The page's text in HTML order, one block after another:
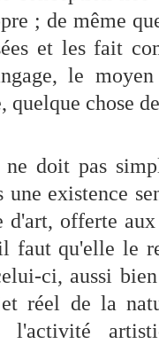
; de même
et les fait
le
quelque chose
doit pas
une existence
offerte
faut qu'elle le
ci, aussi
réel de la
l'activité